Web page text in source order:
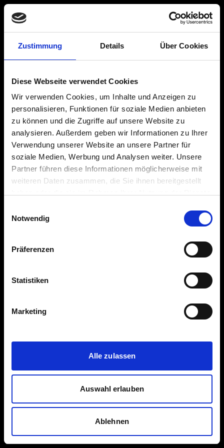
Zustimmung Details Über Cookies
Diese Webseite verwendet Cookies
Wir verwenden Cookies, um Inhalte und Anzeigen zu
personalisieren, Funktionen für soziale Medien anbieten
zu können und die Zugriffe auf unsere Website zu
analysieren. Außerdem geben wir Informationen zu Ihrer
Verwendung unserer Website an unsere Partner für
soziale Medien, Werbung und Analysen weiter. Unsere
Partner führen diese Informationen möglicherweise mit
weiteren Daten zusammen, die Sie ihnen bereitgestellt
Notwendig
Präferenzen
Statistiken
Marketing
Alle zulassen
Auswahl erlauben
Ablehnen
Skip to main navigation
Skip to main navigation
Skip to main content
Skip to footer
www.Lichtreflex.de
Lichterzauber am Nachthimmel
LASERSHOWLASERHARFEWASSERLEINWAND HYDROSCHILD
harp
Impressum
Copyright ©www.Lichtreflex.de, 2026 —